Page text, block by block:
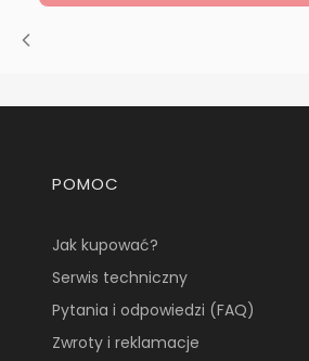
Linki w stopce
POMOC
Jak kupować?
Serwis techniczny
Pytania i odpowiedzi (FAQ)
Zwroty i reklamacje